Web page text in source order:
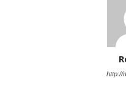
http://